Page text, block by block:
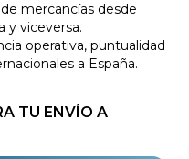
mercancías desde
y viceversa.
operativa, puntualidad
a España.
TU ENVÍO A